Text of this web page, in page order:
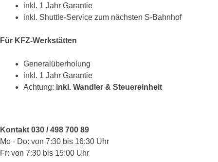
inkl. 1 Jahr Garantie
inkl. Shuttle-Service zum nächsten S-Bahnhof
Für KFZ-Werkstätten
Generalüberholung
inkl. 1 Jahr Garantie
Achtung: inkl. Wandler & Steuereinheit
Kontakt 030 / 498 700 89
Mo - Do: von 7:30 bis 16:30 Uhr
Fr: von 7:30 bis 15:00 Uhr